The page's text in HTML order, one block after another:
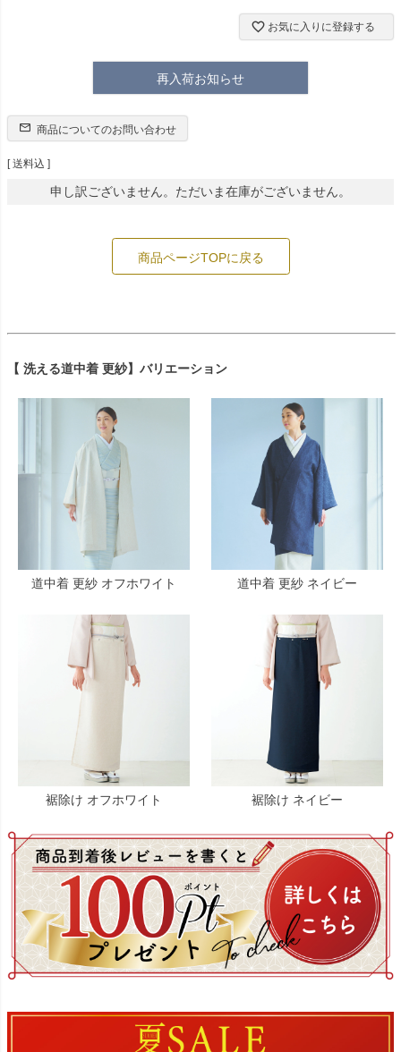
お気に入りに登録する
再入荷お知らせ
商品についてのお問い合わせ
送料込
申し訳ございません。ただいま在庫がございません。
商品ページTOPに戻る
【 洗える道中着 更紗】バリエーション
道中着 更紗 オフホワイト 道中着 更紗 ネイビー
裾除け オフホワイト 裾除け ネイビー